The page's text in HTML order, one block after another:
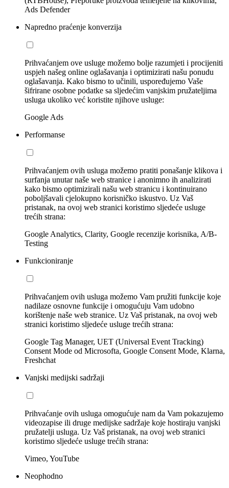
Ads Defender
Napredno praćenje konverzija
Prihvaćanjem ove usluge možemo bolje razumjeti i procijeniti
uspjeh našeg online oglašavanja i optimizirati našu ponudu
oglašavanja. Kako bismo to učinili, uspoređujemo Vaše
šifrirane osobne podatke sa sljedećim vanjskim pružateljima
usluga ukoliko već koristite njihove usluge:
Google Ads
Performanse
Prihvaćanjem ovih usluga možemo pratiti ponašanje klikova i
surfanja unutar naše web stranice i anonimno ih analizirati
kako bismo optimizirali našu web stranicu i kontinuirano
poboljšavali cjelokupno korisničko iskustvo. Uz Vaš
pristanak, na ovoj web stranici koristimo sljedeće usluge
trećih strana:
Google Analytics, Clarity, Google recenzije korisnika, A/B-
Testing
Funkcioniranje
Prihvaćanjem ovih usluga možemo Vam pružiti funkcije koje
nadilaze osnovne funkcije i omogućuju Vam udobno
korištenje naše web stranice. Uz Vaš pristanak, na ovoj web
stranici koristimo sljedeće usluge trećih strana:
Google Tag Manager, UET (Universal Event Tracking)
Consent Mode od Microsofta, Google Consent Mode, Klarna,
Freshchat
Vanjski medijski sadržaji
Prihvaćanje ovih usluga omogućuje nam da Vam pokazujemo
videozapise ili druge medijske sadržaje koje hostiraju vanjski
pružatelji usluga. Uz Vaš pristanak, na ovoj web stranici
koristimo sljedeće usluge trećih strana:
Vimeo, YouTube
Neophodno